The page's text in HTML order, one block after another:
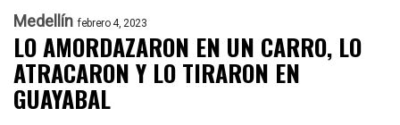
Medellín febrero 4, 2023
LO AMORDAZARON EN UN CARRO, LO
ATRACARON Y LO TIRARON EN
GUAYABAL